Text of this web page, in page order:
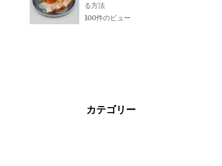
る方法
100件のビュー
カテゴリー